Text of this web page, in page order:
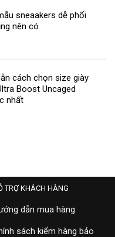
sneaakers dễ phối
nên có
cách chọn size giày
Boost Uncaged
nhất
TRỢ KHÁCH HÀNG
dẫn mua hàng
sách kiểm hàng bảo